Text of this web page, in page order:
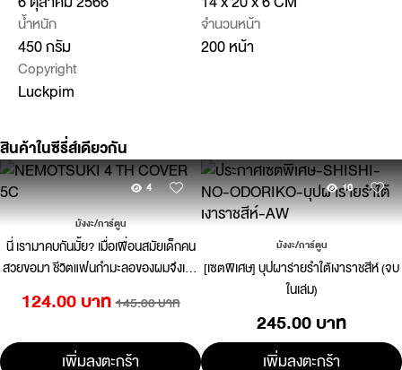
น้ำหนัก
450 กรัม
จำนวนหน้า
200 หน้า
Copyright
Luckpim
สินค้าในซีรี่ส์เดียวกัน
4
มังงะ/การ์ตูน
นี่ เรามาคบกันมั้ย? เมื่อเพื่อนสมัยเด็กคน
สวยขอมา ชีวิตแฟนกำมะลอของผมจึงเริ่ม
124.00 บาท 145.00 บาท
เพิ่มลงตะกร้า
10
มังงะ/การ์ตูน
[เซตพิเศษ] บุปผาร่ายรำใต้เงาราชสีห์ (จบ
ในเล่ม)
245.00 บาท
เพิ่มลงตะกร้า